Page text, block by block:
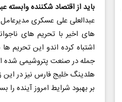
باید از اقتصاد شکننده وابسته
عبدالعلی علی عسکری
های اخیر با تحریم های
اشتباه کرده اندو این تحریم
جمله در صنعت پتروشیمی
هلدینگ خلیج فارس نیز در
بر بهبود شرایط امروز آینده را
صفحات نخست روزنامه ها‌ی‌سه‌شنبه ۶